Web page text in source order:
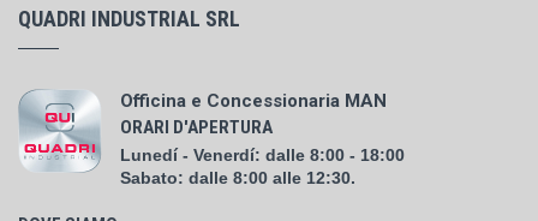
QUADRI INDUSTRIAL SRL
Officina e Concessionaria MAN
ORARI D'APERTURA
Lunedí - Venerdí: dalle 8:00 - 18:00
Sabato: dalle 8:00 alle 12:30.